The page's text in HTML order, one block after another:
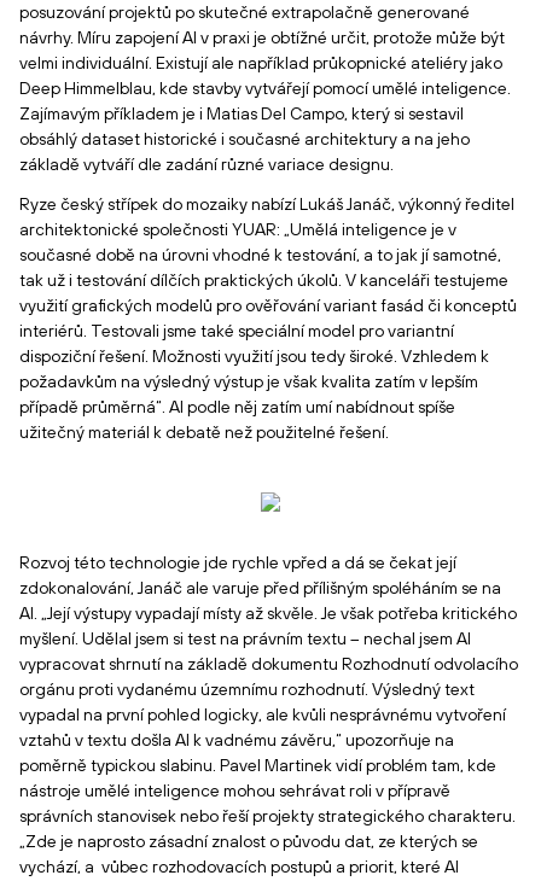
posuzování projektů po skutečné extrapolačně generované
návrhy. Míru zapojení AI v praxi je obtížné určit, protože může být
velmi individuální. Existují ale například průkopnické ateliéry jako
Deep Himmelblau, kde stavby vytvářejí pomocí umělé inteligence.
Zajímavým příkladem je i Matias Del Campo, který si sestavil
obsáhlý dataset historické i současné architektury a na jeho
základě vytváří dle zadání různé variace designu.
Ryze český střípek do mozaiky nabízí Lukáš Janáč, výkonný ředitel
architektonické společnosti YUAR: „Umělá inteligence je v
současné době na úrovni vhodné k testování, a to jak jí samotné,
tak už i testování dílčích praktických úkolů. V kanceláři testujeme
využití grafických modelů pro ověřování variant fasád či konceptů
interiérů. Testovali jsme také speciální model pro variantní
dispoziční řešení. Možnosti využití jsou tedy široké. Vzhledem k
požadavkům na výsledný výstup je však kvalita zatím v lepším
případě průměrná“. AI podle něj zatím umí nabídnout spíše
užitečný materiál k debatě než použitelné řešení.
Rozvoj této technologie jde rychle vpřed a dá se čekat její
zdokonalování, Janáč ale varuje před přílišným spoléháním se na
AI. „Její výstupy vypadají místy až skvěle. Je však potřeba kritického
myšlení. Udělal jsem si test na právním textu – nechal jsem AI
vypracovat shrnutí na základě dokumentu Rozhodnutí odvolacího
orgánu proti vydanému územnímu rozhodnutí. Výsledný text
vypadal na první pohled logicky, ale kvůli nesprávnému vytvoření
vztahů v textu došla AI k vadnému závěru,“ upozorňuje na
poměrně typickou slabinu. Pavel Martinek vidí problém tam, kde
nástroje umělé inteligence mohou sehrávat roli v přípravě
správních stanovisek nebo řeší projekty strategického charakteru.
„Zde je naprosto zásadní znalost o původu dat, ze kterých se
vychází, a vůbec rozhodovacích postupů a priorit, které AI